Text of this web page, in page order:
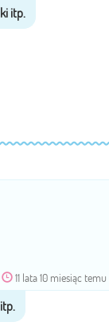
11 lata 10 miesiąc temu